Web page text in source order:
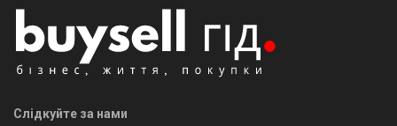
Слідкуйте за нами